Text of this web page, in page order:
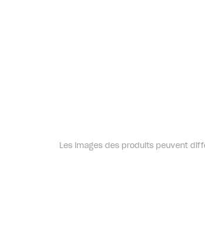
Les images des produits peuvent